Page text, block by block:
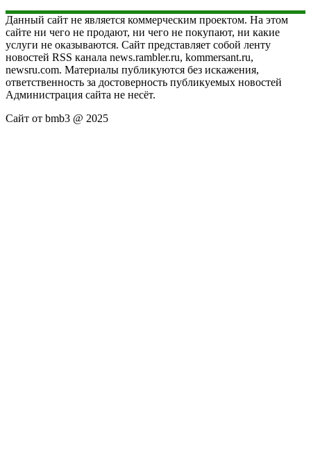
Данный сайт не является коммерческим проектом. На этом
сайте ни чего не продают, ни чего не покупают, ни какие
услуги не оказываются. Сайт представляет собой ленту
новостей RSS канала news.rambler.ru, kommersant.ru,
newsru.com. Материалы публикуются без искажения,
ответственность за достоверность публикуемых новостей
Администрация сайта не несёт.
Сайт от bmb3 @ 2025